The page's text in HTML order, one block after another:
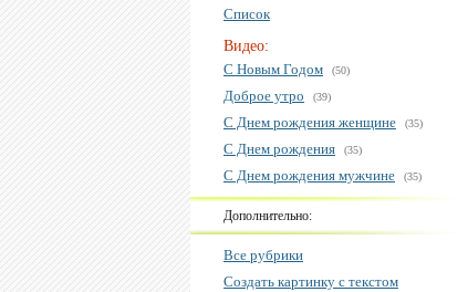
Список
Видео:
С Новым Годом
(50)
Доброе утро (39)
С Днем рождения женщине (35)
С Днем рождения (35)
С Днем рождения мужчине (35)
Дополнительно:
Все рубрики
Создать картинку с текстом